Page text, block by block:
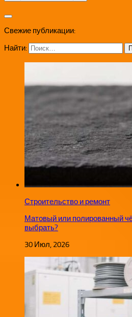
Свежие публикации:
Найти:
Строительство и ремонт
Матовый или полированный
выбрать?
30 Июл, 2026